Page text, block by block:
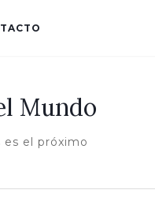
Mundo
es el próximo